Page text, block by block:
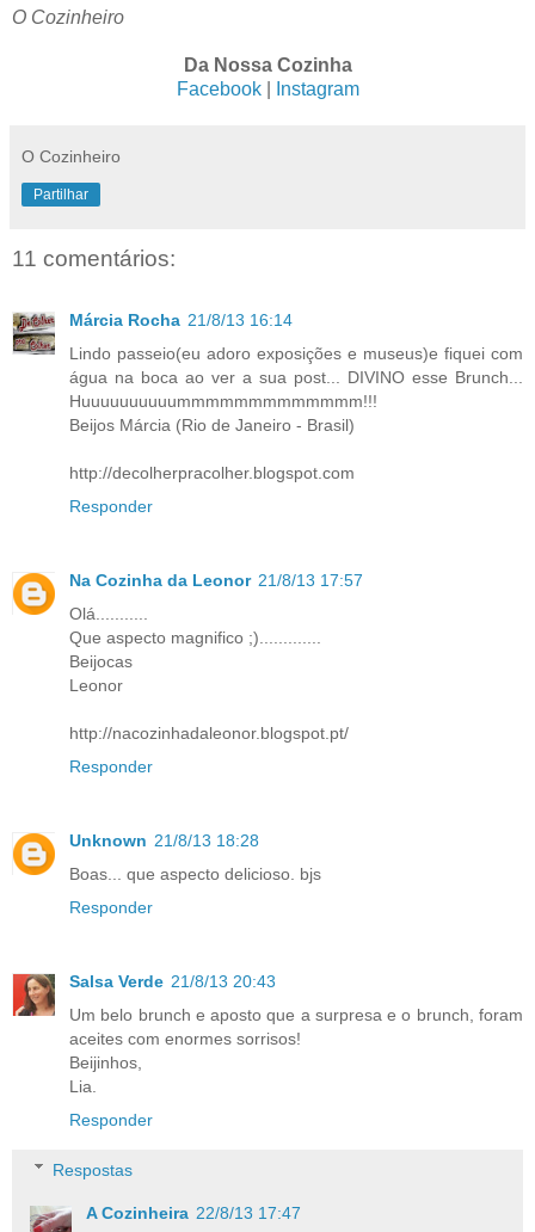
O Cozinheiro
Da Nossa Cozinha
Facebook| Instagram
O Cozinheiro
Partilhar
11 comentários:
Márcia Rocha 21/8/13 16:14
Lindo passeio(eu adoro exposições e museus)e fiquei com
água na boca ao ver a sua post... DIVINO esse Brunch...
Huuuuuuuuuummmmmmmmmmmmm!!!
Beijos Márcia (Rio de Janeiro - Brasil)
http://decolherpracolher.blogspot.com
Responder
Na Cozinha da Leonor 21/8/13 17:57
Olá...........
Que aspecto magnifico ;).............
Beijocas
Leonor
http://nacozinhadaleonor.blogspot.pt/
Responder
Unknown 21/8/13 18:28
Boas... que aspecto delicioso. bjs
Responder
Salsa Verde 21/8/13 20:43
Um belo brunch e aposto que a surpresa e o brunch, foram
aceites com enormes sorrisos!
Beijinhos,
Lia.
Responder
Respostas
A Cozinheira 22/8/13 17:47